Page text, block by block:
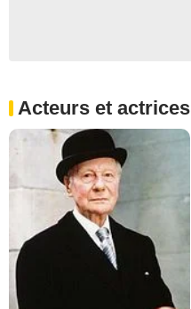
Acteurs et actrices